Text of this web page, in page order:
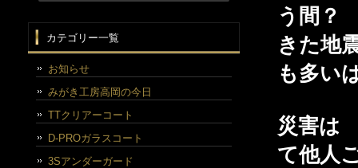
う間？
きた地
も多い
災害は
て他人
カテゴリー一覧
お知らせ
みがき工房高岡の今日
TTクリアーコート
D-PROガラスコート
3Sアンダーガード